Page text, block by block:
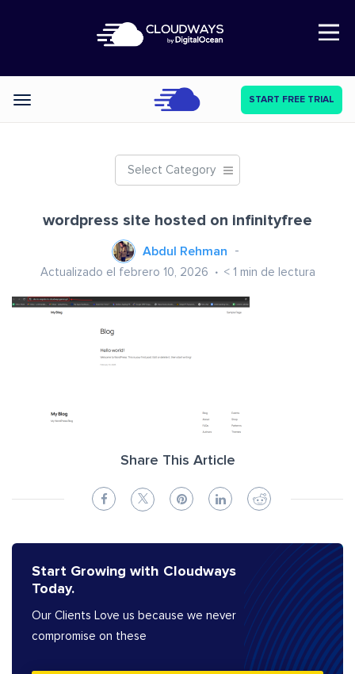
Open Nav
Categories START FREE TRIAL
Select Category
wordpress site hosted on infinityfree
Abdul Rehman
Actualizado el febrero 10, 2026 < 1 min de lectura
Share This Article
Start Growing with Cloudways
Today.
Our Clients Love us because we never
compromise on these